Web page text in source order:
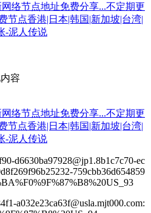
容
d6630ba97928@jp1.8b1c7c70-ec
759cbb36d654859
a032e23ca63f@usla.mjt000.com: